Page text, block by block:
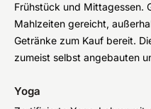
Frühstück und Mittagessen.
Mahlzeiten gereicht,
Getränke zum Kauf bereit.
zumeist selbst angebauten
Yoga